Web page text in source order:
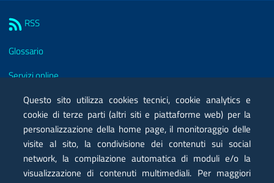
RSS
Glossario
Servizi online
Moduli
Posta elettronica certificata PEC
Privacy
Note legali
Questo sito utilizza cookies tecnici, cookie analytics e
cookie di terze parti (altri siti e piattaforme web) per la
personalizzazione della home page, il monitoraggio delle
visite al sito, la condivisione dei contenuti sui social
network, la compilazione automatica di moduli e/o la
visualizzazione di contenuti multimediali. Per maggiori